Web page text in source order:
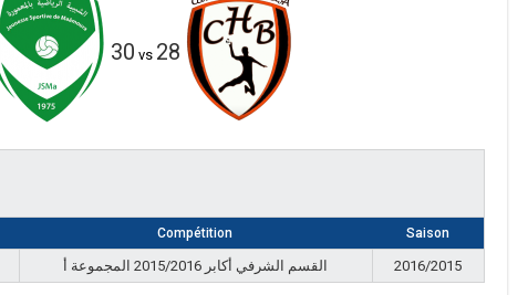
30 vs 28
Compétition Saison
القسم الشرفي أكابر 2015/2016 المجموعة أ 2016/2015